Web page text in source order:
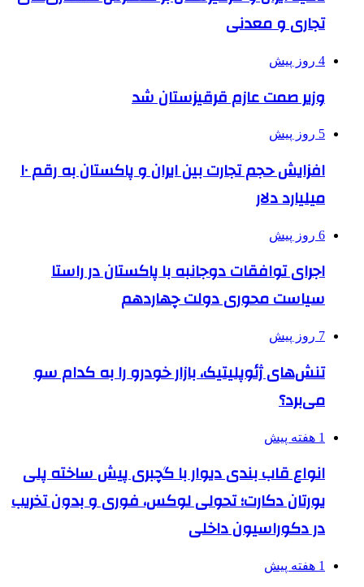
تجاری و معدنی
4 روز پیش
وزیر صمت عازم قرقیزستان شد
5 روز پیش
افزایش حجم تجارت بین ایران و پاکستان به رقم ۱۰
میلیارد دلار
6 روز پیش
اجرای توافقات دوجانبه با پاکستان در راستا
سیاست محوری دولت چهاردهم
7 روز پیش
تنش‌های ژئوپلیتیک، بازار خودرو را به کدام سو
می‌برد؟
1 هفته پیش
انواع قاب بندی دیوار با گچبری پیش ساخته پلی
یورتان دکارت؛ تحولی لوکس، فوری و بدون تخریب
در دکوراسیون داخلی
1 هفته پیش